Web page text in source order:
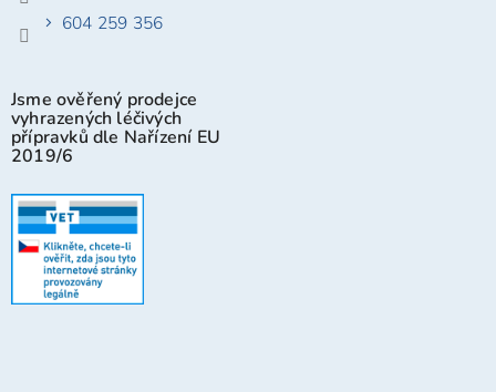
604 259 356
Jsme ověřený prodejce
vyhrazených léčivých
přípravků dle Nařízení EU
2019/6